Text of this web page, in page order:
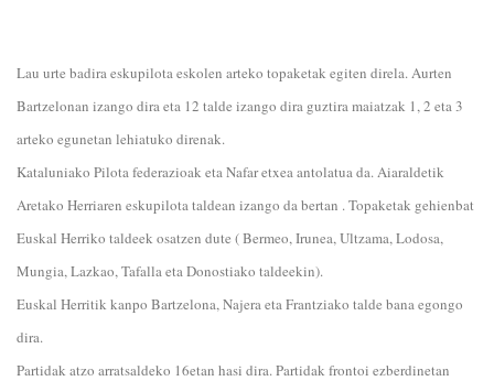
Lau urte badira eskupilota eskolen arteko topaketak egiten direla. Aurten
Bartzelonan izango dira eta 12 talde izango dira guztira maiatzak 1, 2 eta 3
arteko egunetan lehiatuko direnak.
Kataluniako Pilota federazioak eta Nafar etxea antolatua da. Aiaraldetik
Aretako Herriaren eskupilota taldean izango da bertan . Topaketak gehienbat
Euskal Herriko taldeek osatzen dute ( Bermeo, Irunea, Ultzama, Lodosa,
Mungia, Lazkao, Tafalla eta Donostiako taldeekin).
Euskal Herritik kanpo Bartzelona, Najera eta Frantziako talde bana egongo
dira.
Partidak atzo arratsaldeko 16etan hasi dira. Partidak frontoi ezberdinetan